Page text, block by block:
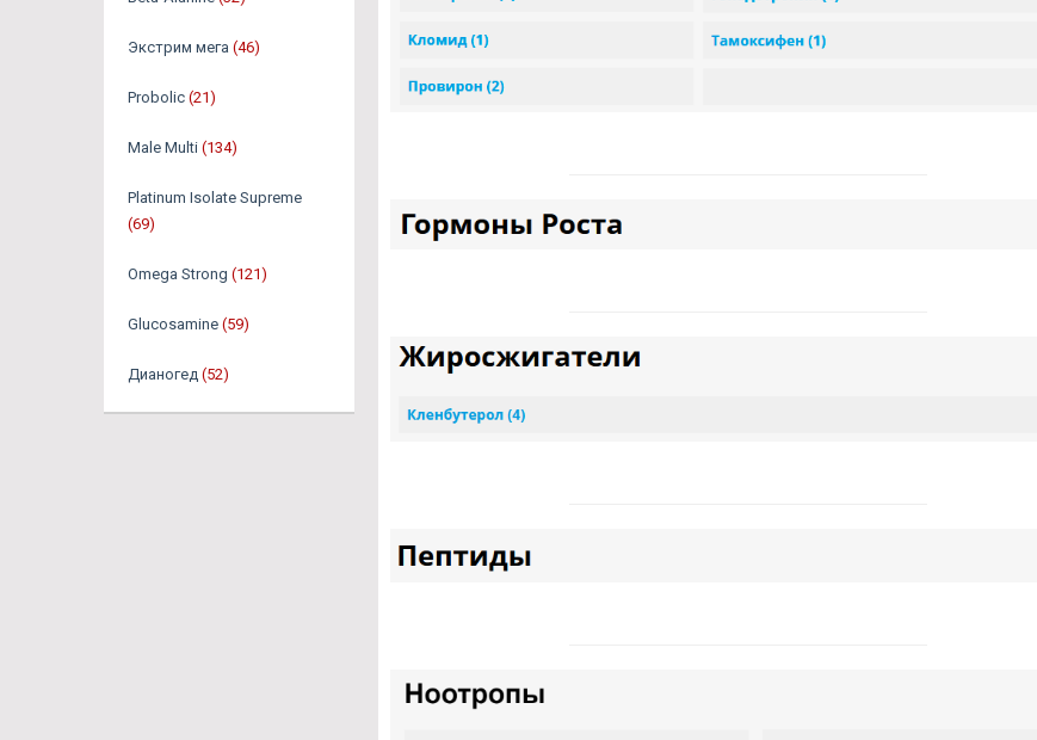
Экстрим мега (46)
Probolic (21)
Male Multi (134)
Platinum Isolate Supreme
(69)
Omega Strong (121)
Glucosamine (59)
Дианогед (52)